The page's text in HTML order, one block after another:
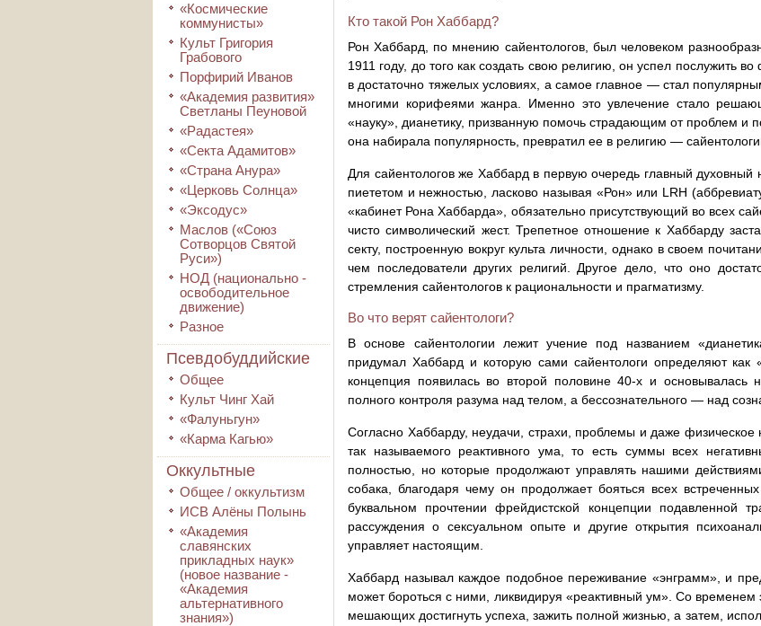
«Космические
коммунисты»
Культ Григория
Грабового
Порфирий Иванов
«Академия развития»
Светланы Пеуновой
«Радастея»
«Секта Адамитов»
«Страна Анура»
«Церковь Солнца»
«Эксодус»
Маслов («Союз
Сотворцов Святой
Руси»)
НОД (национально -
освободительное
движение)
Разное
Псевдобуддийские
Общее
Культ Чинг Хай
«Фалуньгун»
«Карма Кагью»
Оккультные
Общее / оккультизм
ИСВ Алёны Полынь
«Академия
славянских
прикладных наук»
(новое название -
«Академия
альтернативного
знания»)
Кто такой Рон Хаббард?
Рон Хаббард, по мнению сайентологов, был человеком
1911 году, до того как создать свою религию, он успел послужить
в достаточно тяжелых условиях, а самое главное — стал
многими корифеями жанра. Именно это увлечение стало
«науку», дианетику, призванную помочь страдающим от проблем и
она набирала популярность, превратил ее в религию —
Для сайентологов же Хаббард в первую очередь главный духовный
пиететом и нежностью, ласково называя «Рон» или LRH
«кабинет Рона Хаббарда», обязательно присутствующий во всех
чисто символический жест. Трепетное отношение к Хаббарду
секту, построенную вокруг культа личности, однако в своем
чем последователи других религий. Другое дело, что оно
стремления сайентологов к рациональности и прагматизму.
Во что верят сайентологи?
В основе сайентологии лежит учение под названием
придумал Хаббард и которую сами сайентологи определяют
концепция появилась во второй половине 40-х и основывалась
полного контроля разума над телом, а бессознательного — над
Согласно Хаббарду, неудачи, страхи, проблемы и даже физическое
так называемого реактивного ума, то есть суммы всех
полностью, но которые продолжают управлять нашими
собака, благодаря чему он продолжает бояться всех
буквальном прочтении фрейдистской концепции подавленной
рассуждения о сексуальном опыте и другие открытия
управляет настоящим.
Хаббард называл каждое подобное переживание «энграмм», и
может бороться с ними, ликвидируя «реактивный ум». Со временем
мешающих достигнуть успеха, зажить полной жизнью, а затем,